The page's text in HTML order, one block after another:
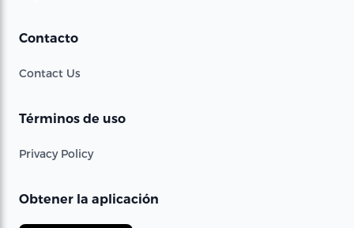
Contacto
Contact Us
Términos de uso
Privacy Policy
Obtener la aplicación